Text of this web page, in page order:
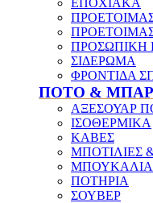
ΕΠΟΧΙΑΚΑ
ΠΡΟΣΩΠΙΚΗ
ΣΙΔΕΡΩΜΑ
ΦΡΟΝΤΙΔΑ
ΠΟΤΟ & ΜΠΑΡ
ΑΞΕΣΟΥΑΡ
ΙΣΟΘΕΡΜΙΚΑ
ΚΑΒΕΣ
ΜΠΟΤΙΛΙΕΣ
ΜΠΟΥΚΑΛΙΑ
ΠΟΤΗΡΙΑ
ΣΟΥΒΕΡ